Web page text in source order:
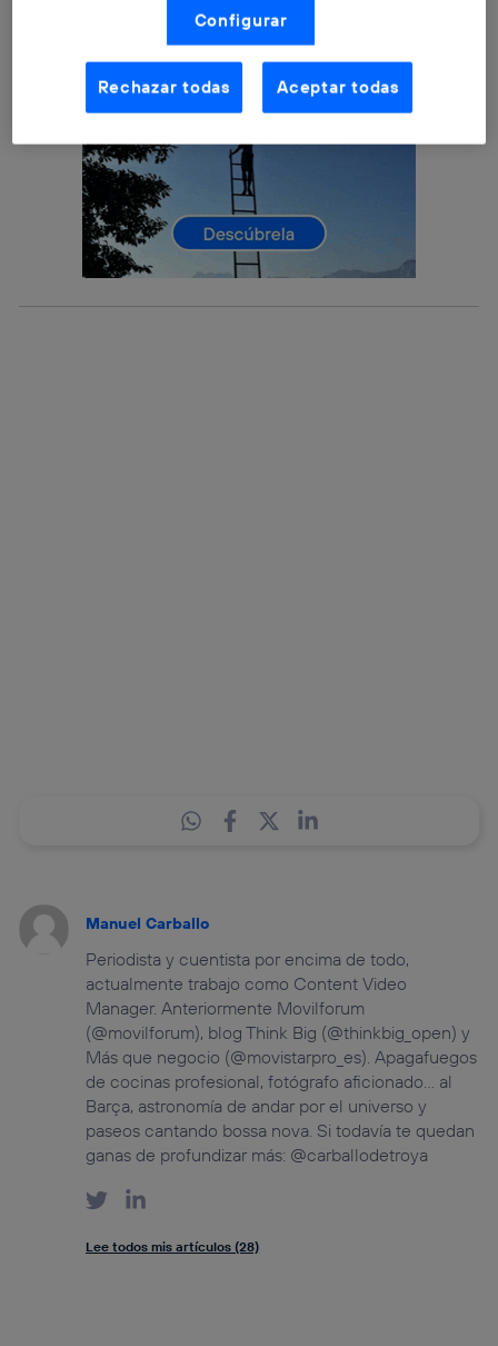
Manuel Carballo
Periodista y cuentista por encima de todo,
actualmente trabajo como Content Video
Manager. Anteriormente Movilforum
(@movilforum), blog Think Big (@thinkbig_open) y
Más que negocio (@movistarpro_es). Apagafuegos
de cocinas profesional, fotógrafo aficionado… al
Barça, astronomía de andar por el universo y
paseos cantando bossa nova. Si todavía te quedan
ganas de profundizar más: @carballodetroya
Lee todos mis artículos (28)
realizar nuestras acciones de marketing digital o análisis
(como se describe en este aviso de consentimiento)
basadas en tu navegación en nuestra(s) web(s)
aquí (solo cuando utilizas una conexión a
internet habilitada , proporcionada por una de las
operadoras de telefonía participantes, y otorgas tu
La tecnología Utiq está diseñada con la privacidad como
prioridad ofreciéndote elección y control.
La tecnología utiliza un identificador cifrado creado por tu
operadora de telefonía, utilizando tu dirección IP y otra
información de la cuenta de cliente de
telecomunicaciones vinculada a la conexión que utilizas
Configurar
Rechazar todas Aceptar todas